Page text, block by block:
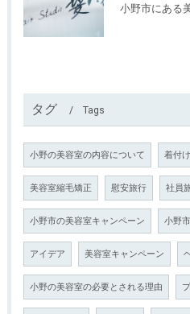
タグ Tags
小野の美容室の内容について 着付け
美容室縮毛矯正 慰安旅行 社員
小野市の美容室キャンペーン 小野
アイデア 美容室キャンペーン
小野の美容室の必要とされる理由